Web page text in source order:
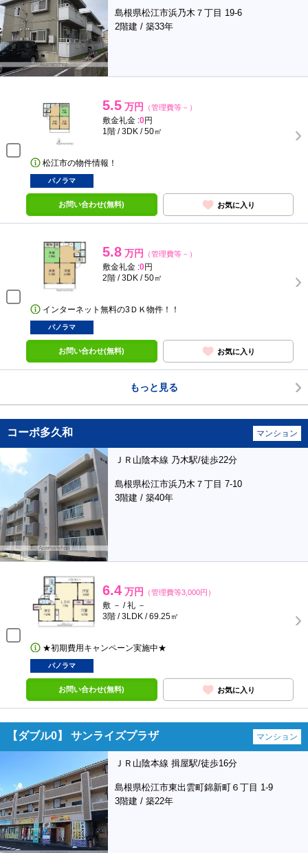
島根県松江市浜乃木７丁目 19-6
2階建 / 築33年
5.5 万円 （管理費等－）
敷金礼金 :0円
1階 / 3DK / 50㎡
松江市の物件情報！
パノラマ
お問い合わせ(無料) お気に入り
5.8 万円 （管理費等－）
敷金礼金 :0円
2階 / 3DK / 50㎡
インターネット無料の3ＤＫ物件！！
パノラマ
お問い合わせ(無料) お気に入り
もっと見る
コーポ多久和 マンション
ＪＲ山陰本線 乃木駅/徒歩22分
島根県松江市浜乃木７丁目 7-10
3階建 / 築40年
6.4 万円 （管理費等3,000円）
敷 － / 礼 －
3階 / 3LDK / 69.25㎡
★初期費用キャンペーン実施中★
パノラマ
お問い合わせ(無料) お気に入り
【ダブル0】 サンライズプラザ マンション
ＪＲ山陰本線 揖屋駅/徒歩16分
島根県松江市東出雲町錦新町６丁目 1-9
3階建 / 築22年